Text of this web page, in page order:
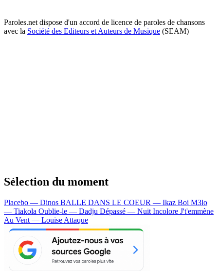
Paroles.net dispose d'un accord de licence de paroles de chansons
avec la Société des Editeurs et Auteurs de Musique (SEAM)
Sélection du moment
Placebo — Dinos BALLE DANS LE COEUR — Ikaz Boi M3lo
— Tiakola Oublie-le — Dadju Dépassé — Nuit Incolore J't'emmène
Au Vent — Louise Attaque